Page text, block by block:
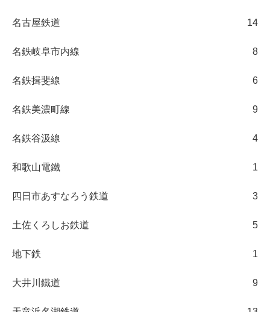
名古屋鉄道 14
名鉄岐阜市内線 8
名鉄揖斐線 6
名鉄美濃町線 9
名鉄谷汲線 4
和歌山電鐵 1
四日市あすなろう鉄道 3
土佐くろしお鉄道 5
地下鉄 1
大井川鐵道 9